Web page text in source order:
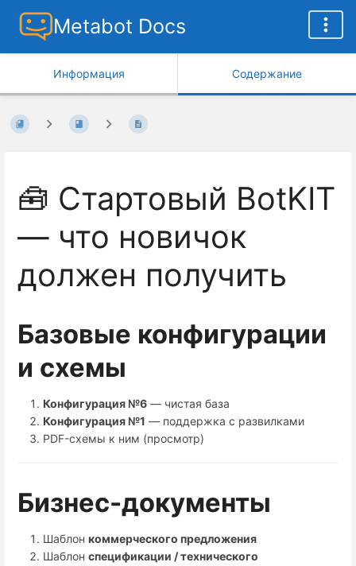
Metabot Docs
Информация Содержание
🧰 Стартовый BotKIT
— что новичок
должен получить
Базовые конфигурации
и схемы
Конфигурация №6 — чистая база
Конфигурация №1 — поддержка с развилками
PDF-схемы к ним (просмотр)
Бизнес-документы
Шаблон коммерческого предложения
Шаблон спецификации / технического